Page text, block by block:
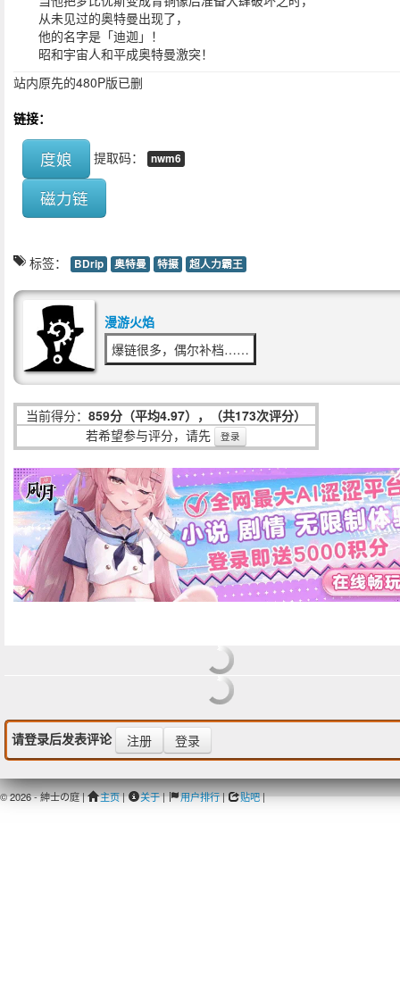
从未见过的奥特曼出现了，
他的名字是「迪迦」！
昭和宇宙人和平成奥特曼激突！
站内原先的480P版已删
链接：
度娘 提取码： nwm6
磁力链
标签： BDrip 奥特曼 特摄 超人力霸王
漫游火焰
爆链很多，偶尔补档……
当前得分： 859分（平均4.97），（共173次评分）
若希望参与评分，请先
登录
请登录后发表评论 注册 登录
© 2026 - 紳士の庭 | 主页| 关于| 用户排行| 贴吧|